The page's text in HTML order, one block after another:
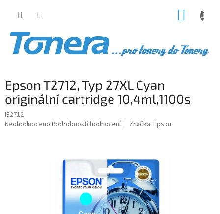
Epson T2712, Typ 27XL Cyan
originální cartridge 10,4ml,1100s
IE2712
Průměrné
Neohodnoceno Podrobnosti hodnocení Značka: Epson